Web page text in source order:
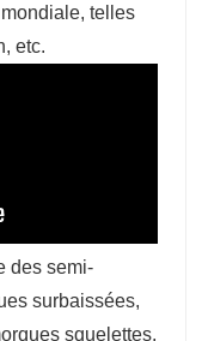
telles
etc.
des semi-
surbaissées,
squelettes,